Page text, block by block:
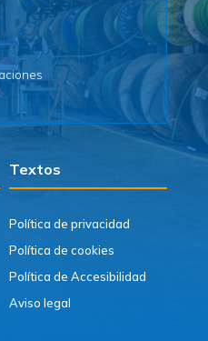
Textos
Política de privacidad
Política de cookies
Política de Accesibilidad
Aviso legal